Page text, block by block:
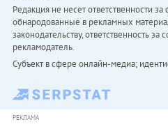
Редакция не несет ответственности
обнародованные в рекламных
законодательству, ответственность
рекламодатель.
Субъект в сфере онлайн-медиа;
РЕКЛАМА